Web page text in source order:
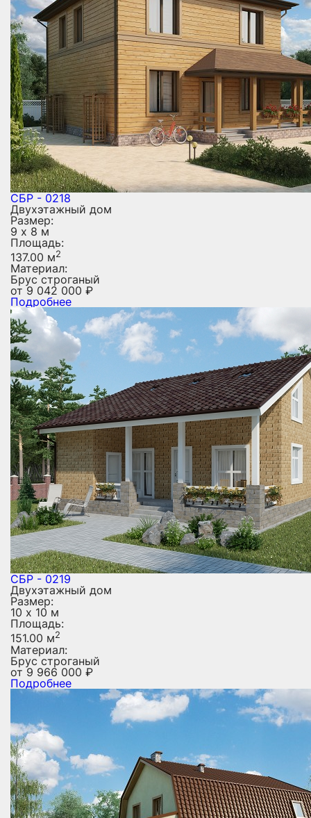
СБР - 0218
Двухэтажный дом
Размер:
9 х 8 м
Площадь:
137.00 м2
Материал:
Брус строганый
от9 042 000 ₽
Подробнее
СБР - 0219
Двухэтажный дом
Размер:
10 х 10 м
Площадь:
151.00 м2
Материал:
Брус строганый
от9 966 000 ₽
Подробнее